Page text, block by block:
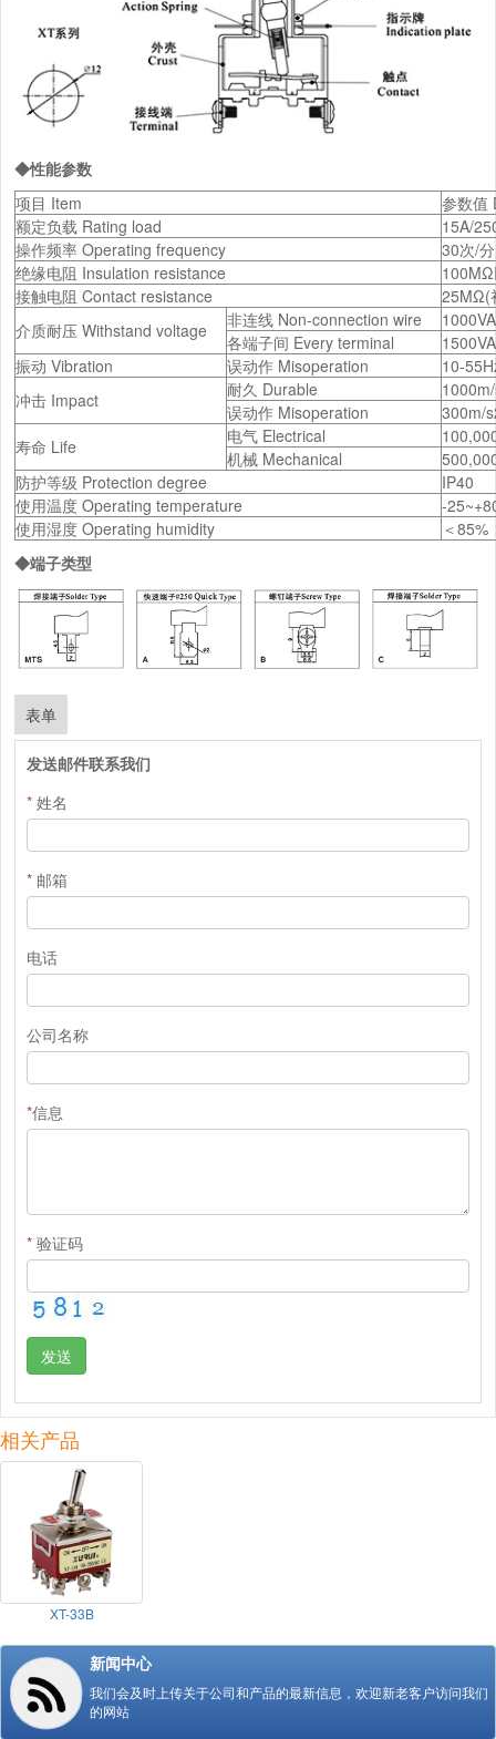
◆性能参数
项目 Item
参数值
额定负载 Rating load
15A/
操作频率 Operating frequency
30次/
绝缘电阻 Insulation resistance
100MΩ
接触电阻 Contact resistance
25MΩ(
介质耐压 Withstand voltage
非连线 Non-connection wire
各端子间 Every terminal
振动 Vibration
误动作 Misoperation
10-
冲击 Impact
耐久 Durable
误动作 Misoperation
300m/
寿命 Life
电气 Electrical
机械 Mechanical
防护等级 Protection degree
IP40
使用温度 Operating temperature
-
使用湿度 Operating humidity
＜85%
◆端子类型
表单
发送邮件联系我们
* 姓名
* 邮箱
电话
公司名称
*信息
* 验证码
发送
相关产品
XT-33B
新闻中心
我们会及时上传关于公司和产品的最新信息，欢迎新老客户访问我们
的网站